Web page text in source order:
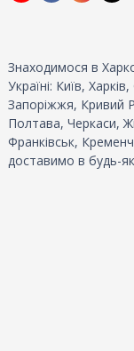
Знаходимося в
Україні: Київ,
Запоріжжя, Кривий
Полтава, Черкаси,
Франківськ,
доставимо в будь-